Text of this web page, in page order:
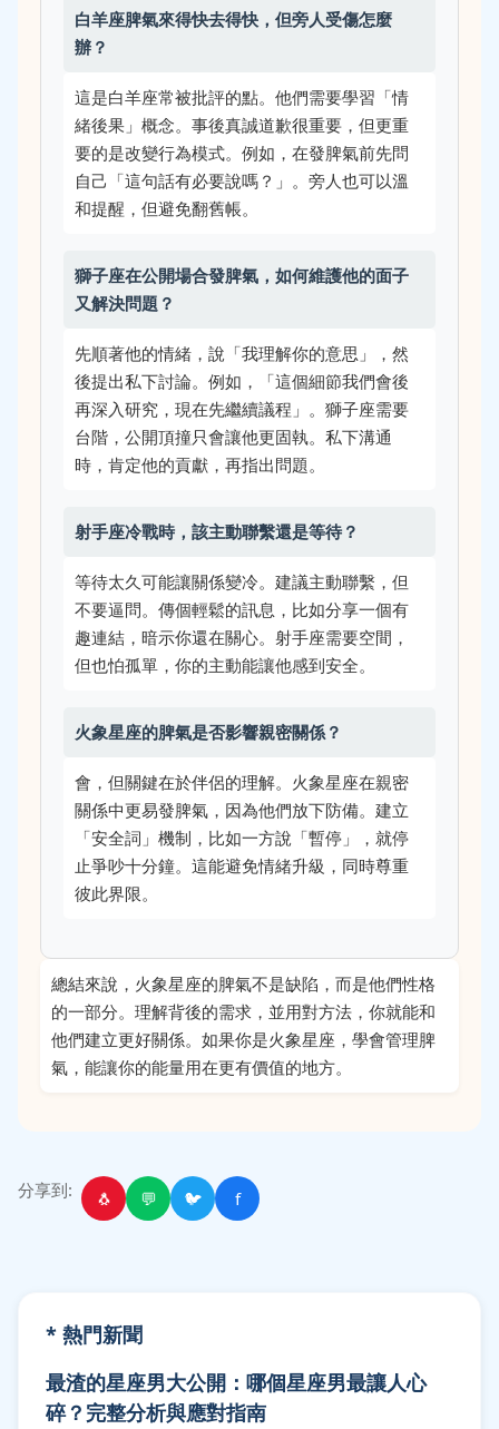
白羊座脾氣來得快去得快，但旁人受傷怎麼
辦？
這是白羊座常被批評的點。他們需要學習「情
緒後果」概念。事後真誠道歉很重要，但更重
要的是改變行為模式。例如，在發脾氣前先問
自己「這句話有必要說嗎？」。旁人也可以溫
和提醒，但避免翻舊帳。
獅子座在公開場合發脾氣，如何維護他的面子
又解決問題？
先順著他的情緒，說「我理解你的意思」，然
後提出私下討論。例如，「這個細節我們會後
再深入研究，現在先繼續議程」。獅子座需要
台階，公開頂撞只會讓他更固執。私下溝通
時，肯定他的貢獻，再指出問題。
射手座冷戰時，該主動聯繫還是等待？
等待太久可能讓關係變冷。建議主動聯繫，但
不要逼問。傳個輕鬆的訊息，比如分享一個有
趣連結，暗示你還在關心。射手座需要空間，
但也怕孤單，你的主動能讓他感到安全。
火象星座的脾氣是否影響親密關係？
會，但關鍵在於伴侶的理解。火象星座在親密
關係中更易發脾氣，因為他們放下防備。建立
「安全詞」機制，比如一方說「暫停」，就停
止爭吵十分鐘。這能避免情緒升級，同時尊重
彼此界限。
總結來說，火象星座的脾氣不是缺陷，而是他們性格
的一部分。理解背後的需求，並用對方法，你就能和
他們建立更好關係。如果你是火象星座，學會管理脾
氣，能讓你的能量用在更有價值的地方。
分享到: 🐧 💬 🐦 f
* 熱門新聞
最渣的星座男大公開：哪個星座男最讓人心
碎？完整分析與應對指南